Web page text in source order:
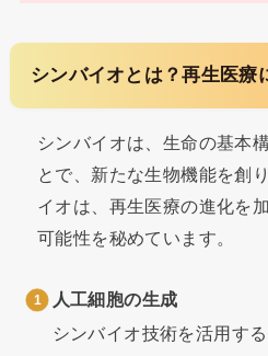
シンバイオとは？再生医療
シンバイオは、生命の基本
とで、新たな生物機能を創
イオは、再生医療の進化を
可能性を秘めています。
人工細胞の生成
シンバイオ技術を活用す